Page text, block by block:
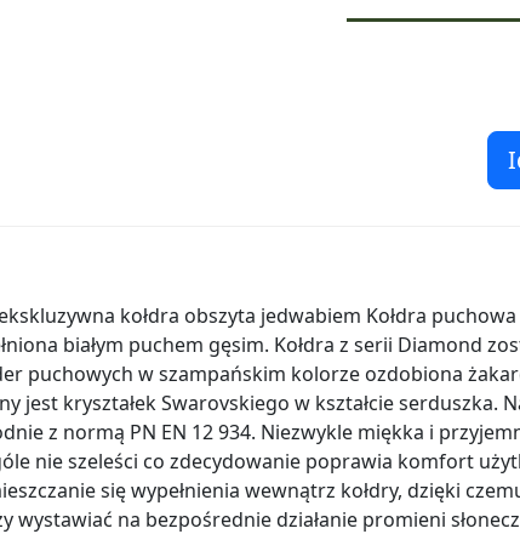
kołdra obszyta jedwabiem Kołdra
białym puchem gęsim. Kołdra z serii Diamond
puchowych w szampańskim kolorze ozdobiona
jest kryształek Swarovskiego w kształcie serduszka.
z normą PN EN 12 934. Niezwykle miękka i
nie szeleści co zdecydowanie poprawia komfort
się wypełnienia wewnątrz kołdry, dzięki
wystawiać na bezpośrednie działanie promieni